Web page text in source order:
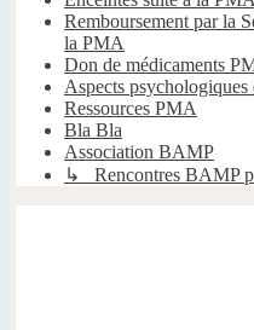
Remboursement par la
la PMA
Don de médicaments
Aspects
Ressources PMA
Bla Bla
Association BAMP
↳ Rencontres BAMP